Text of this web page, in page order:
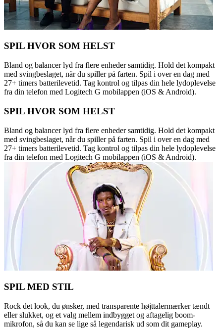
SPIL HVOR SOM HELST
Bland og balancer lyd fra flere enheder samtidig. Hold det kompakt
med svingbeslaget, når du spiller på farten. Spil i over en dag med
27+ timers batterilevetid. Tag kontrol og tilpas din hele lydoplevelse
fra din telefon med Logitech G mobilappen (iOS & Android).
SPIL HVOR SOM HELST
Bland og balancer lyd fra flere enheder samtidig. Hold det kompakt
med svingbeslaget, når du spiller på farten. Spil i over en dag med
27+ timers batterilevetid. Tag kontrol og tilpas din hele lydoplevelse
fra din telefon med Logitech G mobilappen (iOS & Android).
SPIL MED STIL
Rock det look, du ønsker, med transparente højttalermærker tændt
eller slukket, og et valg mellem indbygget og aftagelig boom-
mikrofon, så du kan se lige så legendarisk ud som dit gameplay.